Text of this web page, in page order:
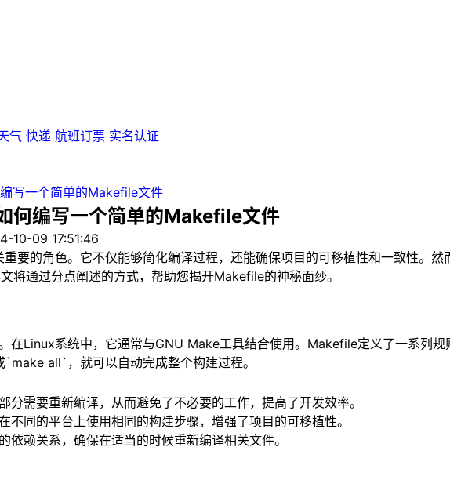
气 快递 航班订票 实名认证
写一个简单的Makefile文件
何编写一个简单的Makefile文件
10-09 17:51:46
要的角色。它不仅能够简化编译过程，还能确保项目的可移植性和一致性。然
将通过分点阐述的方式，帮助您揭开Makefile的神秘面纱。
在Linux系统中，它通常与GNU Make工具结合使用。Makefile定义了一系列
all`，就可以自动完成整个构建过程。
分需要重新编译，从而避免了不必要的工作，提高了开发效率。
同的平台上使用相同的构建步骤，增强了项目的可移植性。
赖关系，确保在适当的时候重新编译相关文件。